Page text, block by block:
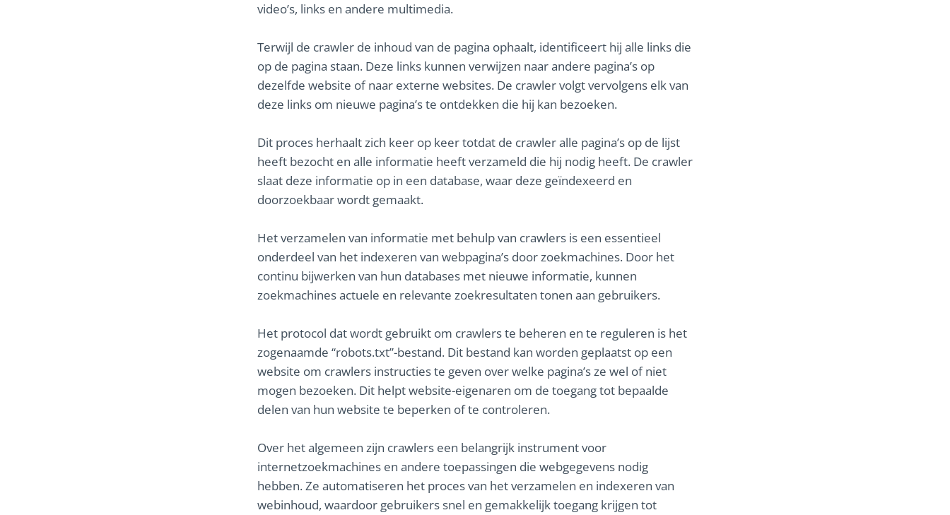
video’s, links en andere multimedia.
Terwijl de crawler de inhoud van de pagina ophaalt, identificeert hij alle links die
op de pagina staan. Deze links kunnen verwijzen naar andere pagina’s op
dezelfde website of naar externe websites. De crawler volgt vervolgens elk van
deze links om nieuwe pagina’s te ontdekken die hij kan bezoeken.
Dit proces herhaalt zich keer op keer totdat de crawler alle pagina’s op de lijst
heeft bezocht en alle informatie heeft verzameld die hij nodig heeft. De crawler
slaat deze informatie op in een database, waar deze geïndexeerd en
doorzoekbaar wordt gemaakt.
Het verzamelen van informatie met behulp van crawlers is een essentieel
onderdeel van het indexeren van webpagina’s door zoekmachines. Door het
continu bijwerken van hun databases met nieuwe informatie, kunnen
zoekmachines actuele en relevante zoekresultaten tonen aan gebruikers.
Het protocol dat wordt gebruikt om crawlers te beheren en te reguleren is het
zogenaamde “robots.txt”-bestand. Dit bestand kan worden geplaatst op een
website om crawlers instructies te geven over welke pagina’s ze wel of niet
mogen bezoeken. Dit helpt website-eigenaren om de toegang tot bepaalde
delen van hun website te beperken of te controleren.
Over het algemeen zijn crawlers een belangrijk instrument voor
internetzoekmachines en andere toepassingen die webgegevens nodig
hebben. Ze automatiseren het proces van het verzamelen en indexeren van
webinhoud, waardoor gebruikers snel en gemakkelijk toegang krijgen tot